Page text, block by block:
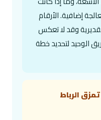
إضافية. الأرقام
تقديرية وقد لا تعكس
الوحيد لتحديد خطة
الرباط